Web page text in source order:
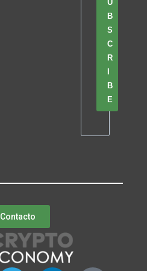
U
B
S
C
R
B
E
Contacto